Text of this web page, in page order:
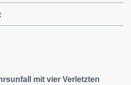
mit vier Verletzten